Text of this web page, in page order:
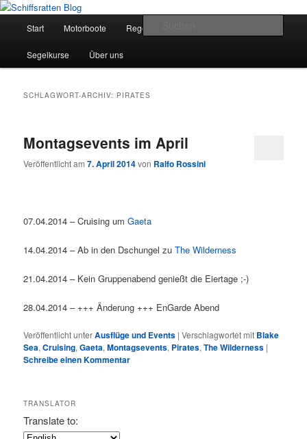
Zum
springen
Zum
springenSchiffsratten Blog
Segelsport in Second Life
Start Motorboote Regelkunde
Segelkurse Über uns
SCHLAGWORT-ARCHIV: PIRATES
Montagsevents im April
Veröffentlicht am7. April 2014von Ralfo Rossini
07.04.2014 – Cruising umGaeta
14.04.2014 – Ab in den Dschungel zuThe Wilderness
21.04.2014 – Kein Gruppenabend genießt die Eiertage ;-)
28.04.2014 – +++ Änderung +++ EnGarde Abend
Veröffentlicht unterAusflüge und Events |Verschlagwortet mit Blake
Sea,Cruising,Gaeta,Montagsevents, Pirates,The Wilderness |
Schreibe einen Kommentar
TRANSLATOR
Translate to: